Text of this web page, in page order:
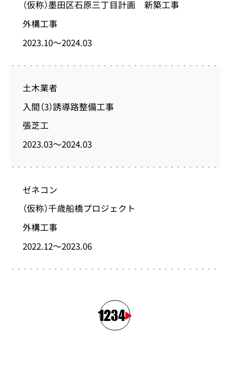
（仮称）墨田区石原三丁目計画 新築工事
外構工事
2023.10～2024.03
土木業者
入間（3）誘導路整備工事
張芝工
2023.03～2024.03
ゼネコン
（仮称）千歳船橋プロジェクト
外構工事
2022.12～2023.06
1234